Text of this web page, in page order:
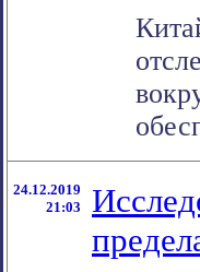
24.12.2019
21:03